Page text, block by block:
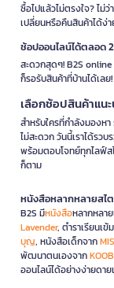
ซื้อไปแล้วไม่ตรงใจ? ไ
เปลี่ยนหรือคืนสินค้าได้ง่
ช้อปออนไลน์ได้ตลอด
สะดวกสุดๆ! B2S
ก็รอรับสินค้าที่บ้านได้เลย!
เลือกช้อปสินค้าแน
สำหรับใครที่กำลังมองห
ไม่สะดวก วันนี้เราได้รว
พร้อมตอบโจทย์ทุกไลฟ์ส
ก็ตาม
หนังสือหลากหลายสไ
B2S มีหนังสือหลากหลา
Lavender, ตำราเรียนเ
บุญ, หนังสือเด็กจากMIS
พัฒนาตนเองจากKOOB
ออนไลน์ได้อย่างง่ายดา